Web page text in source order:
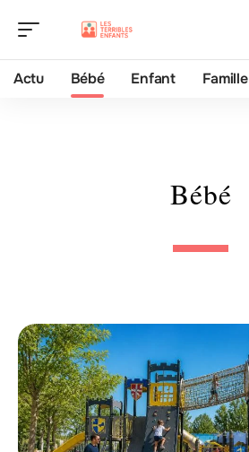
Actu Bébé Enfant Famille
Bébé